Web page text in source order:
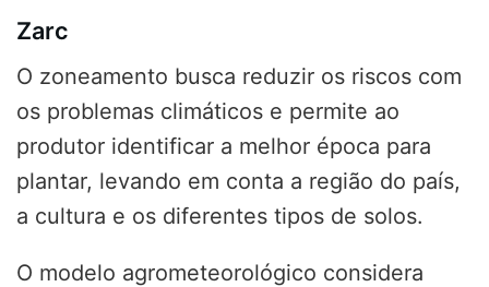
Zarc
O zoneamento busca reduzir os riscos com
os problemas climáticos e permite ao
produtor identificar a melhor época para
plantar, levando em conta a região do país,
a cultura e os diferentes tipos de solos.
O modelo agrometeorológico considera